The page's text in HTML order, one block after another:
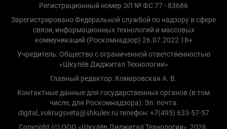
Регистрационный номер ЭЛ № ФС 77 - 83686
Зарегистрировано Федеральной службой по надзору в сфере
связи, информационных технологий и массовых
коммуникаций (Роскомнадзор) 26.07.2022 18+
Учредитель: Общество с ограниченной ответственностью
«Шкулёв Диджитал Технологии»
Главный редактор: Комаровская А. В.
Контактные данные для государственных органов (в том
числе, для Роскомнадзора): Эл. почта:
digital_vokrugsveta@shkulev.ru телефон: +7(495) 633-57-57
Copyright (с) ООО «Шкулёв Диджитал Технологии», 2026.